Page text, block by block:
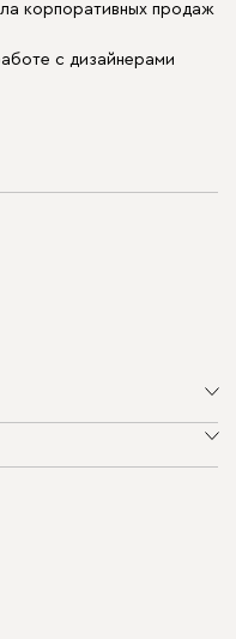
корпоративных продаж
с дизайнерами